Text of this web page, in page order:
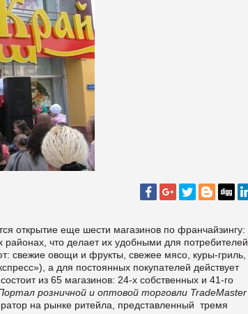
открытие еще шести магазинов по франчайзингу:
что делает их удобными для
свежие овощи и фрукты, свежее мясо, куры-гриль,
а для постоянных покупателей действует
из 65 магазинов: 24-х собственных и 41-го
розничной и оптовой торговли TradeMaster
на рынке ритейла , представленный тремя